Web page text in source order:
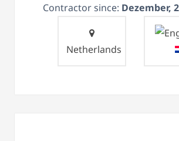
Contractor since: Dezember,
Netherlands